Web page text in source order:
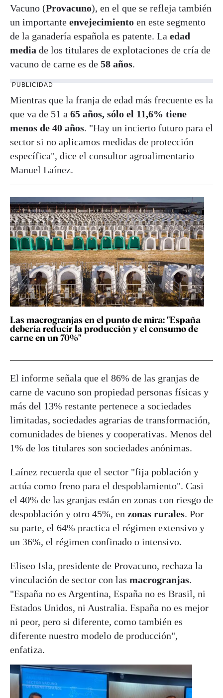
Vacuno (Provacuno), en el que se refleja también
un importante envejecimiento en este segmento
de la ganadería española es patente. La edad
media de los titulares de explotaciones de cría de
vacuno de carne es de 58 años.
PUBLICIDAD
Mientras que la franja de edad más frecuente es la
que va de 51 a 65 años, sólo el 11,6% tiene
menos de 40 años. "Hay un incierto futuro para el
sector si no aplicamos medidas de protección
específica", dice el consultor agroalimentario
Manuel Laínez.
Las macrogranjas en el punto de mira: "España
debería reducir la producción y el consumo de
carne en un 70%"
El informe señala que el 86% de las granjas de
carne de vacuno son propiedad personas físicas y
más del 13% restante pertenece a sociedades
limitadas, sociedades agrarias de transformación,
comunidades de bienes y cooperativas. Menos del
1% de los titulares son sociedades anónimas.
Laínez recuerda que el sector "fija población y
actúa como freno para el despoblamiento". Casi
el 40% de las granjas están en zonas con riesgo de
despoblación y otro 45%, en zonas rurales. Por
su parte, el 64% practica el régimen extensivo y
un 36%, el régimen confinado o intensivo.
Eliseo Isla, presidente de Provacuno, rechaza la
vinculación de sector con las macrogranjas.
"España no es Argentina, España no es Brasil, ni
Estados Unidos, ni Australia. España no es mejor
ni peor, pero si diferente, como también es
diferente nuestro modelo de producción",
enfatiza.